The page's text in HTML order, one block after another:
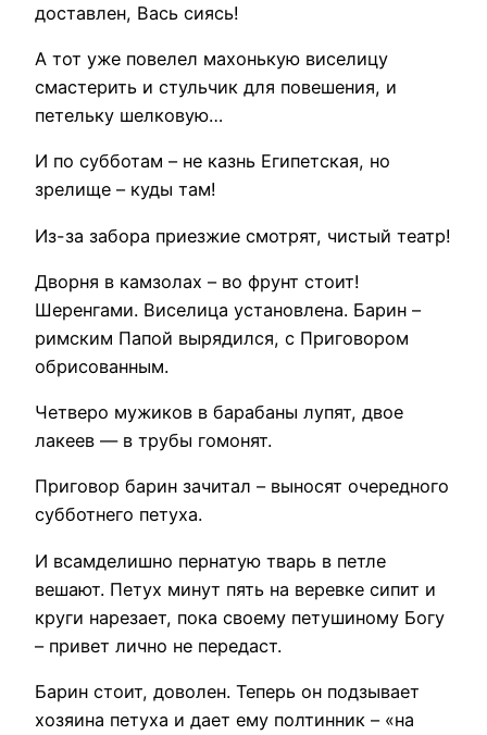
доставлен, Вась сиясь!
А тот уже повелел махонькую виселицу
смастерить и стульчик для повешения, и
петельку шелковую…
И по субботам – не казнь Египетская, но
зрелище – куды там!
Из-за забора приезжие смотрят, чистый театр!
Дворня в камзолах – во фрунт стоит!
Шеренгами. Виселица установлена. Барин –
римским Папой вырядился, с Приговором
обрисованным.
Четверо мужиков в барабаны лупят, двое
лакеев — в трубы гомонят.
Приговор барин зачитал – выносят очередного
субботнего петуха.
И всамделишно пернатую тварь в петле
вешают. Петух минут пять на веревке сипит и
круги нарезает, пока своему петушиному Богу
– привет лично не передаст.
Барин стоит, доволен. Теперь он подзывает
хозяина петуха и дает ему полтинник – «на